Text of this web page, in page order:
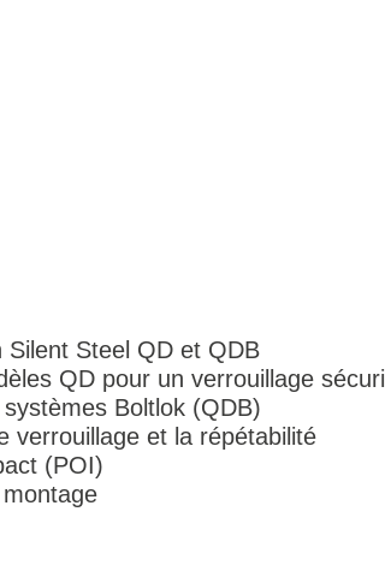
Steel QD et QDB
QD pour un verrouillage
Boltlok (QDB)
verrouillage et la répétabilité
(POI)